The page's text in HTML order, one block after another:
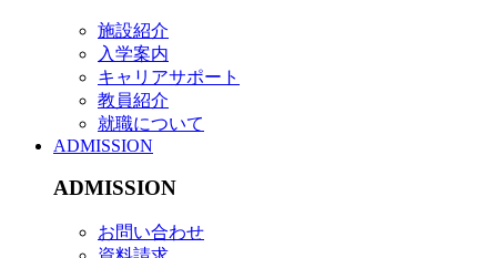
施設紹介
入学案内
キャリアサポート
教員紹介
就職について
ADMISSION
ADMISSION
お問い合わせ